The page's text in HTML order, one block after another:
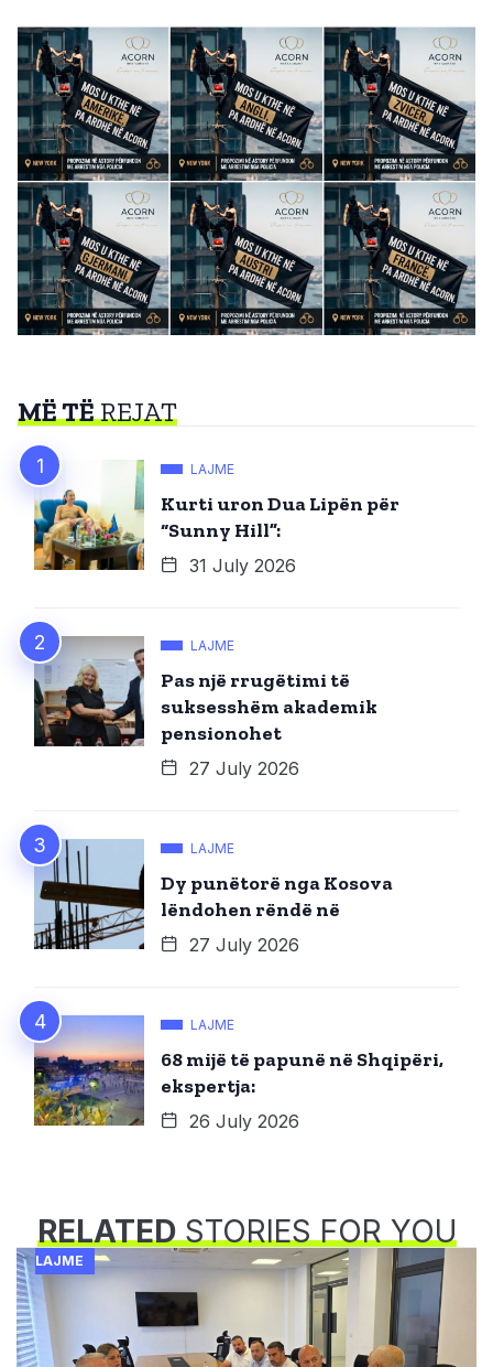
MË TËREJAT
LAJME
Kurti uron Dua Lipën për
“Sunny Hill”:
31 July 2026
LAJME
Pas një rrugëtimi të
suksesshëm akademik
pensionohet
27 July 2026
LAJME
Dy punëtorë nga Kosova
lëndohen rëndë në
27 July 2026
LAJME
68 mijë të papunë në Shqipëri,
ekspertja:
26 July 2026
RELATEDSTORIES FOR YOU
LAJME